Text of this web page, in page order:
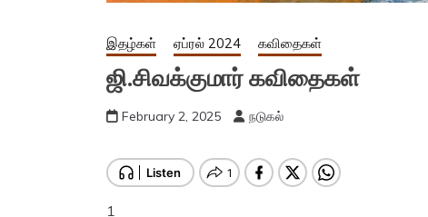
இதழ்கள் ஏப்ரல் 2024 கவிதைகள்
ஜி.சிவக்குமார் கவிதைகள்
February 2, 2025 நடுகல்
1